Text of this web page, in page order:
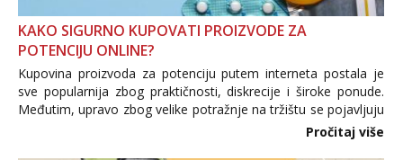
KAKO SIGURNO KUPOVATI PROIZVODE ZA
POTENCIJU ONLINE?
Kupovina proizvoda za potenciju putem interneta postala je
sve popularnija zbog praktičnosti, diskrecije i široke ponude.
Međutim, upravo zbog velike potražnje na tržištu se pojavljuju
i brojni krivotvoreni proizvodi, nepouzdane internetske
Pročitaj više